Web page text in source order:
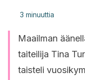
3 minuuttia
Maailman
taiteilija Tina
taisteli